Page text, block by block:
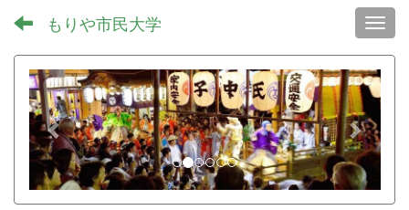
もりや市民大学
p
r
e
v
i
n
e
x
t